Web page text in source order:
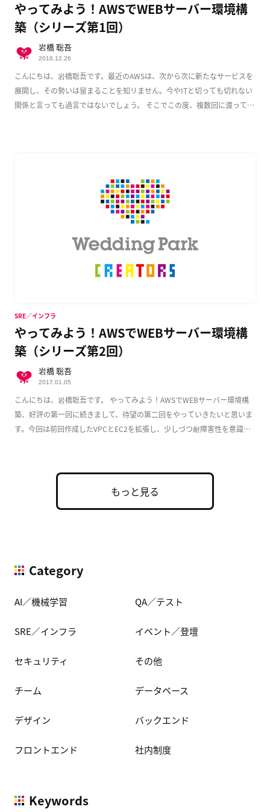
やってみよう！AWSでWEBサーバー環境構
築（シリーズ第1回）
こんにちは、岩橋聡吾です。最近のAWSは、次から次に新たなサービスを
展開し、その勢いは留まることを知リません。今やITと切っても切れない
関係と言っても過言ではないでしょう。 そこでこの度、複数回に渡って
岩橋 聡吾
2016.12.26
やってみよう！AWSでWEBサーバー環境構
築（シリーズ第2回）
こんにちは、岩橋聡吾です。 やってみよう！AWSでWEBサーバー環境構
築、好評の第一回に続きまして、待望の第二回をやっていきたいと思いま
す。今回は前回作成したVPCとEC2を拡張し、少しづつ耐障害性を意識し
SRE／インフラ
岩橋 聡吾
2017.01.05
もっと見る
Category
AI／機械学習 QA／テスト
SRE／インフラ イベント／登壇
セキュリティ その他
チーム データベース
デザイン バックエンド
フロントエンド 社内制度
Keywords